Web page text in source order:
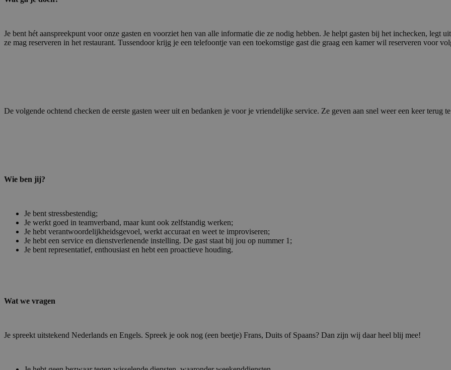
Je bent hét aanspreekpunt voor onze gasten en voorziet hen van alle informatie die ze nodig hebben. Je helpt gasten bij het inchecken, legt
ze mag reserveren in het restaurant. Tussendoor krijg je een telefoontje van een toekomstige gast die graag een kamer wil reserveren voor
De volgende ochtend checken de eerste gasten weer uit en bedanken je voor je vriendelijke service. Ze geven aan snel weer een keer terug
Wie ben jij?
Je bent stressbestendig;
Je werkt goed in teamverband, maar kunt ook zelfstandig werken;
Je hebt verantwoordelijkheidsgevoel, werkt accuraat en weet te improviseren;
Je hebt een service en dienstverlenende instelling. De gast staat bij jou op nummer 1;
Je bent representatief, enthousiast en hebt een proactieve houding.
Wat we vragen
Je spreekt uitstekend Nederlands en Engels. Spreek je ook nog (een beetje) Frans, Duits of Spaans? Dan zijn wij daar heel blij mee!